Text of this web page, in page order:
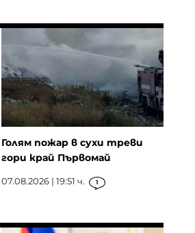
Голям пожар в сухи треви
гори край Първомай
07.08.2026 | 19:51 ч. 1